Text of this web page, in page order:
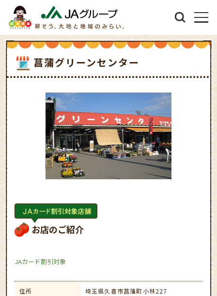
菖蒲グリーンセンター
お店のご紹介
JAカード割引対象
住所 埼玉県久喜市菖蒲町小林227